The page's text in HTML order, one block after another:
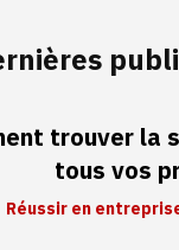
trouver la
tous vos
Réussir en